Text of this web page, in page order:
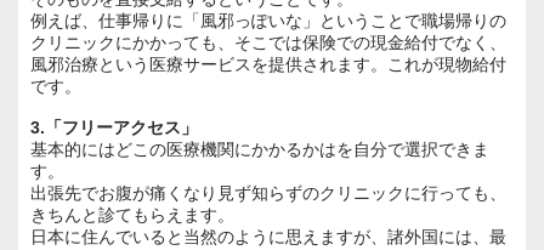
例えば、仕事帰りに「風邪っぽいな」ということで職場帰りの
クリニックにかかっても、そこでは保険での現金給付でなく、
風邪治療という医療サービスを提供されます。これが現物給付
です。
3.「フリーアクセス」
基本的にはどこの医療機関にかかるかはを自分で選択できま
す。
出張先でお腹が痛くなり見ず知らずのクリニックに行っても、
きちんと診てもらえます。
日本に住んでいると当然のように思えますが、諸外国には、最